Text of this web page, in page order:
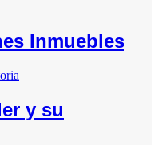
Inmuebles
y su